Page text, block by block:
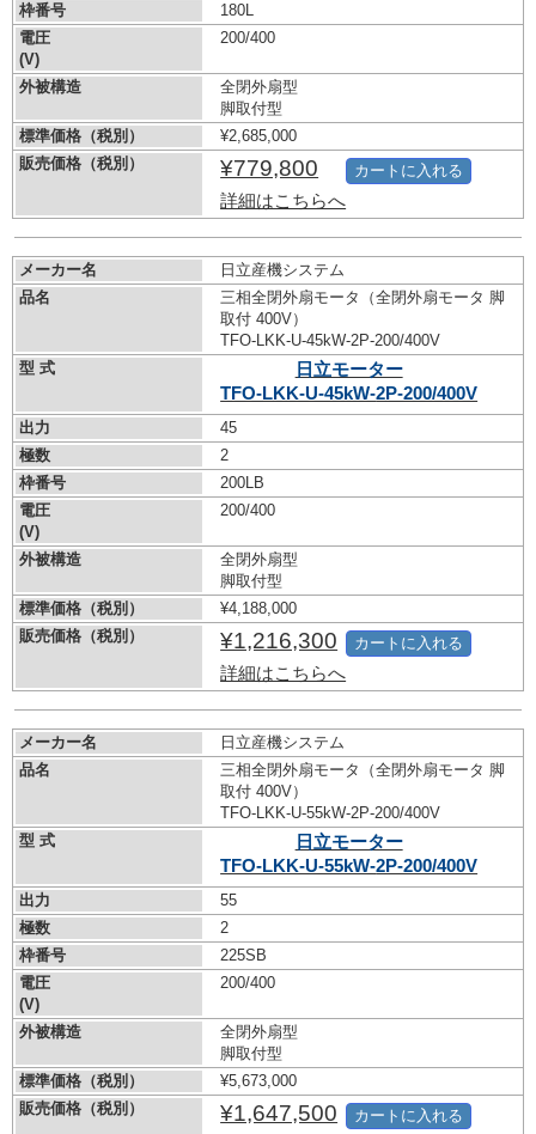
枠番号
180L
電圧
(V)
200/400
外被構造
全閉外扇型
脚取付型
標準価格（税別）
¥2,685,000
販売価格（税別）
¥779,800
詳細はこちらへ
カートに入れる
メーカー名
日立産機システム
品名
三相全閉外扇モータ（全閉外扇モータ 脚
取付 400V）
TFO-LKK-U-45kW-2P-200/400V
型 式
日立モーター
TFO-LKK-U-45kW-2P-200/400V
出力
45
極数
2
枠番号
200LB
電圧
(V)
200/400
外被構造
全閉外扇型
脚取付型
標準価格（税別）
¥4,188,000
販売価格（税別）
¥1,216,300
詳細はこちらへ
カートに入れる
メーカー名
日立産機システム
品名
三相全閉外扇モータ（全閉外扇モータ 脚
取付 400V）
TFO-LKK-U-55kW-2P-200/400V
型 式
日立モーター
TFO-LKK-U-55kW-2P-200/400V
出力
55
極数
2
枠番号
225SB
電圧
(V)
200/400
外被構造
全閉外扇型
脚取付型
標準価格（税別）
¥5,673,000
販売価格（税別）
¥1,647,500 カートに入れる